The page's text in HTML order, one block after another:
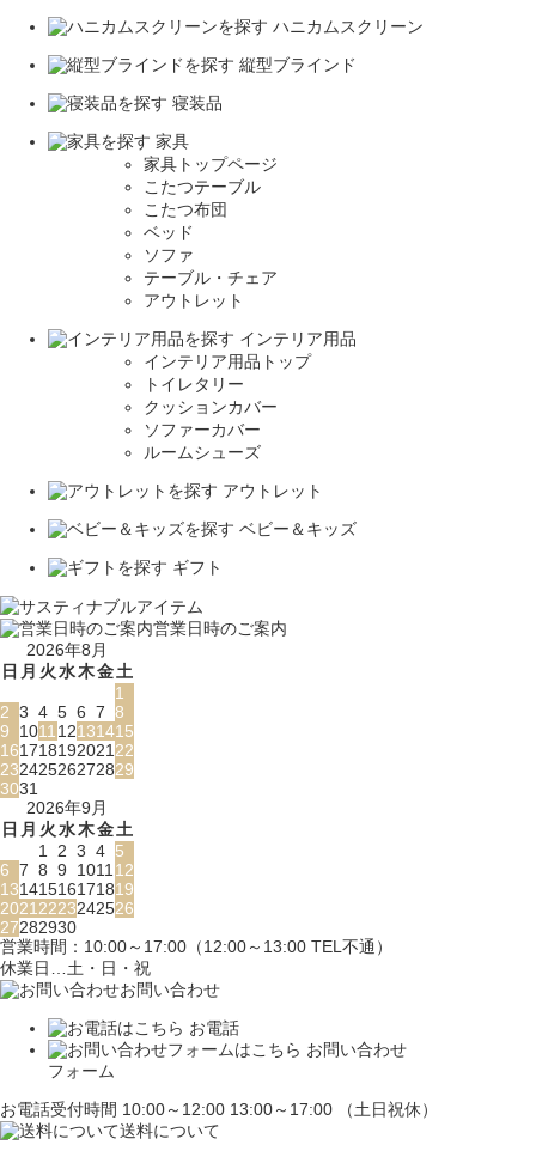
ハニカムスクリーン
縦型ブラインド
寝装品
家具
家具トップページ
こたつテーブル
こたつ布団
ベッド
ソファ
テーブル・チェア
アウトレット
インテリア用品
インテリア用品トップ
トイレタリー
クッションカバー
ソファーカバー
ルームシューズ
アウトレット
ベビー＆キッズ
ギフト
営業日時のご案内
2026年8月
日 月 火水木金土
1
2 3 4 5 6 7 8
9
1011 12131415
161718192021 22
23242526272829
3031
2026年9月
日 月 火水木金土
1
2 3 4 5
6 7 8 9 1011 12
13141516171819
2021 2223242526
27282930
営業時間：10:00～17:00（12:00～13:00 TEL不通）
休業日…土・日・祝
お問い合わせ
お電話
お問い合わせ
フォーム
お電話受付時間 10:00～12:00 13:00～17:00 （土日祝休）
送料について